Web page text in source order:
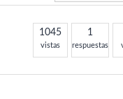
1045
vistas
1
respuestas